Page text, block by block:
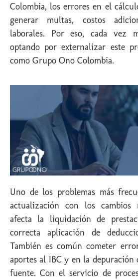
Colombia, los errores en el
generar multas, costos
laborales. Por eso, cada vez
optando por externalizar este
como Grupo Ono Colombia.
Uno de los problemas más
actualización con los cambios
afecta la liquidación de
correcta aplicación de
También es común cometer
aportes al IBC y en la
fuente. Con el servicio de